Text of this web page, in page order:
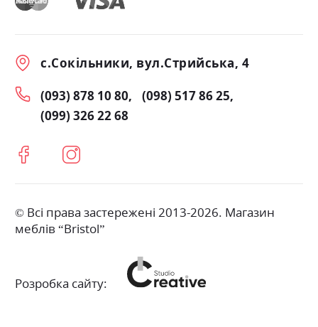
с.Сокільники, вул.Стрийська, 4
(093) 878 10 80
(098) 517 86 25
(099) 326 22 68
© Всі права застережені 2013-2026. Магазин
меблів “Bristol”
Розробка сайту: